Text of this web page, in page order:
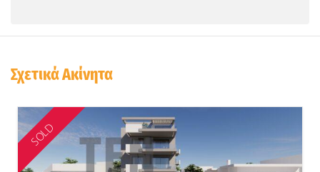
Σχετικά Ακίνητα
SOLD